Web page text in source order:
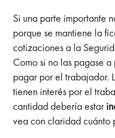
Si una parte importante
porque se mantiene la
cotizaciones a la
Como si no las pagase
pagar por el trabajador.
tienen interés por el
cantidad debería estar
vea con claridad cuánto